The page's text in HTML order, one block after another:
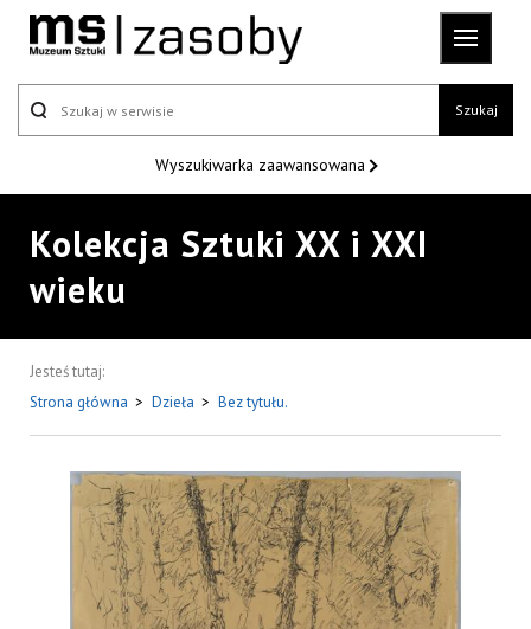
Szukaj
Wyszukiwarka zaawansowana
Kolekcja Sztuki XX i XXI
wieku
Jesteś tutaj:
Strona główna > Dzieła > Bez tytułu.